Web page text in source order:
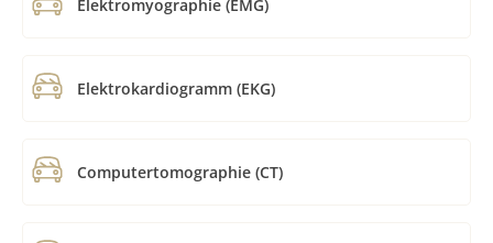
Elektromyographie (EMG)
Elektrokardiogramm (EKG)
Computertomographie (CT)